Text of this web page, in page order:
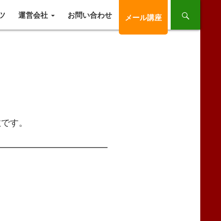
運営会社 お問い合わせ メール講座
す。